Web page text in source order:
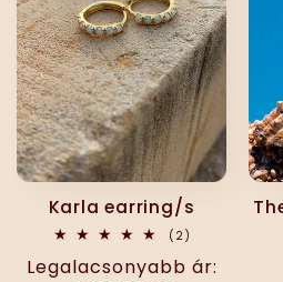
Karla earring/s
(2)
értékelés
Normál
Legalacsonyabb ár: